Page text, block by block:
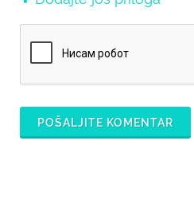
POŠALJITE KOMENTAR